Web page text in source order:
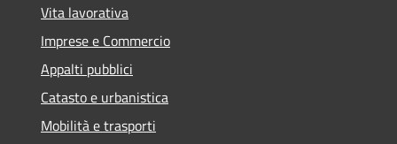
Vita lavorativa
Imprese e Commercio
Appalti pubblici
Catasto e urbanistica
Mobilità e trasporti